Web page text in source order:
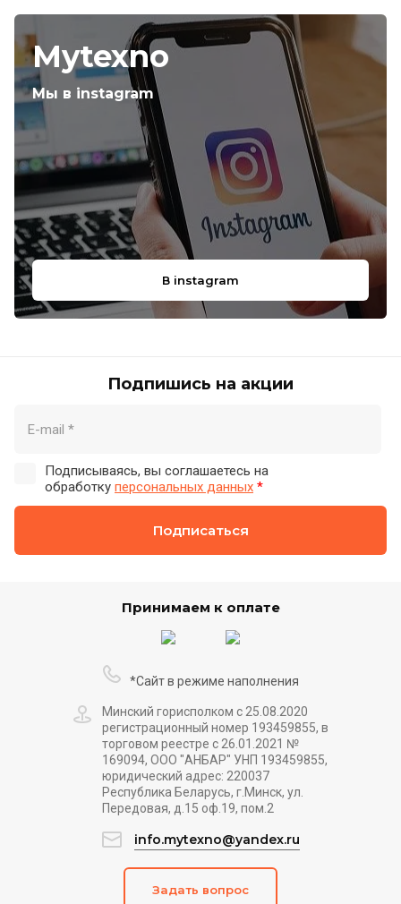
Mytexno
Мы в instagram
В instagram
Подпишись на акции
Подписываясь, вы соглашаетесь на
обработку персональных данных *
Подписаться
Принимаем к оплате
*Сайт в режиме наполнения
Минский горисполком с 25.08.2020
регистрационный номер 193459855, в
торговом реестре с 26.01.2021 №
169094, ООО "АНБАР" УНП 193459855,
юридический адрес: 220037
Республика Беларусь, г.Минск, ул.
Передовая, д.15 оф.19, пом.2
info.mytexno@yandex.ru
Задать вопрос